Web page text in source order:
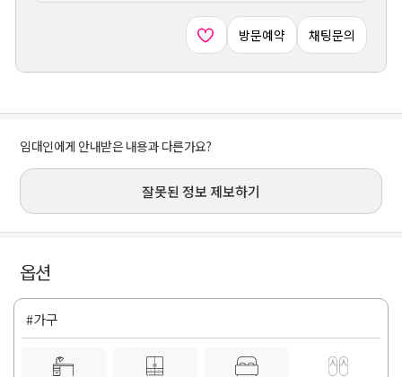
방문예약 채팅문의
임대인에게 안내받은 내용과 다른가요?
잘못된 정보 제보하기
옵션
#가구